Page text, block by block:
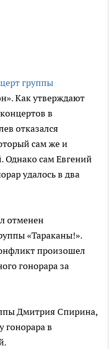
группы
Как утверждают
в
отказался
сам же и
Однако сам Евгений
удалось в два
отменен
«Тараканы!».
произошел
гонорара за
Дмитрия Спирина,
гонорара в